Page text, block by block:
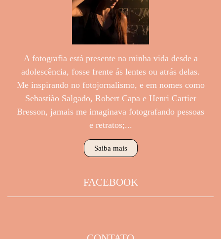
A fotografia está presente na minha vida desde a
adolescência, fosse frente ás lentes ou atrás delas.
Me inspirando no fotojornalismo, e em nomes como
Sebastião Salgado, Robert Capa e Henri Cartier
Bresson, jamais me imaginava fotografando pessoas
e retratos;...
Saiba mais
FACEBOOK